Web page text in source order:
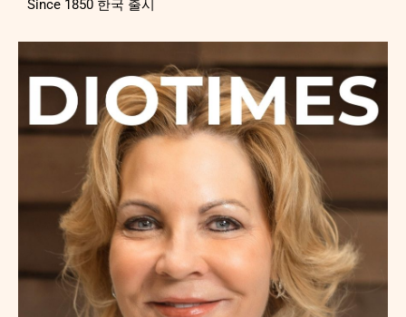
Since 1850 한국 출시